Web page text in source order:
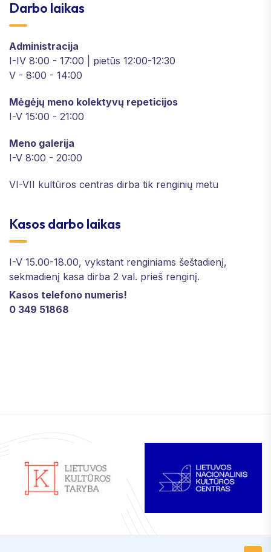
Darbo laikas
Administracija
I-IV 8:00 - 17:00 | pietūs 12:00-12:30
V - 8:00 - 14:00
Mėgėjų meno kolektyvų repeticijos
I-V 15:00 - 21:00
Meno galerija
I-V 8:00 - 20:00
VI-VII kultūros centras dirba tik renginių metu
Kasos darbo laikas
I-V 15.00-18.00, vykstant renginiams šeštadienį,
sekmadienį kasa dirba 2 val. prieš renginį.
Kasos telefono numeris!
0 349 51868